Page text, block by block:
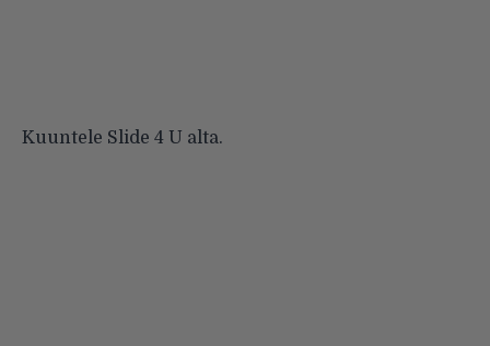
Kuuntele Slide 4 U alta.